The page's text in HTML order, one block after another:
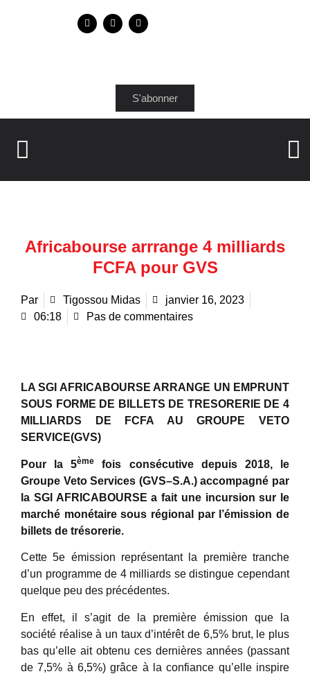
S'abonner
Africabourse arrrange 4 milliards
FCFA pour GVS
Par Tigossou Midas
janvier 16, 2023
06:18
Pas de commentaires
LA SGI AFRICABOURSE ARRANGE UN EMPRUNT
SOUS FORME DE BILLETS DE TRESORERIE DE 4
MILLIARDS DE FCFA AU GROUPE VETO
SERVICE(GVS)
Pour la 5ème
fois consécutive depuis 2018, le
Groupe Veto Services (GVS–S.A.) accompagné par
la SGI AFRICABOURSE a fait une incursion sur le
marché monétaire sous régional par l’émission de
billets de trésorerie.
Cette 5e émission représentant la première tranche
d’un programme de 4 milliards se distingue cependant
quelque peu des précédentes.
En effet, il s’agit de la première émission que la
société réalise à un taux d’intérêt de 6,5% brut, le plus
bas qu’elle ait obtenu ces dernières années (passant
de 7,5% à 6,5%) grâce à la confiance qu’elle inspire